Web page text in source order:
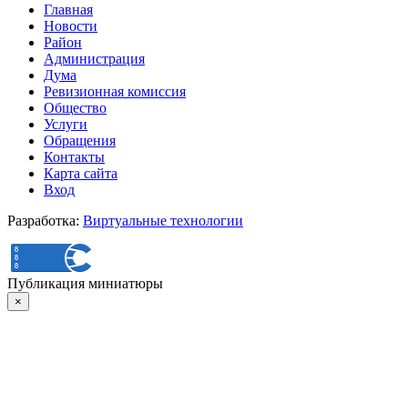
Главная
Новости
Район
Администрация
Дума
Ревизионная комиссия
Общество
Услуги
Обращения
Контакты
Карта сайта
Вход
Разработка: Виртуальные технологии
Публикация миниатюры
×